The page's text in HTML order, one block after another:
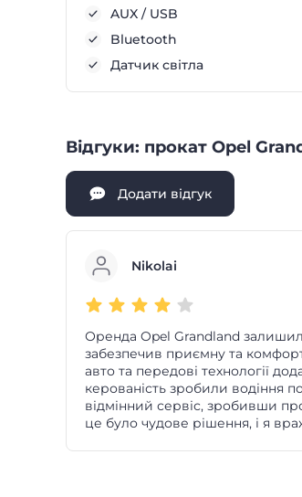
AUX / USB
Bluetooth
Датчик світла
Відгуки: прокат Opel
Додати відгук
Nikolai
Оренда Opel Grandland
забезпечив приємну та
авто та передові технології
керованість зробили водіння
відмінний сервіс, зробивши
це було чудове рішення, і я